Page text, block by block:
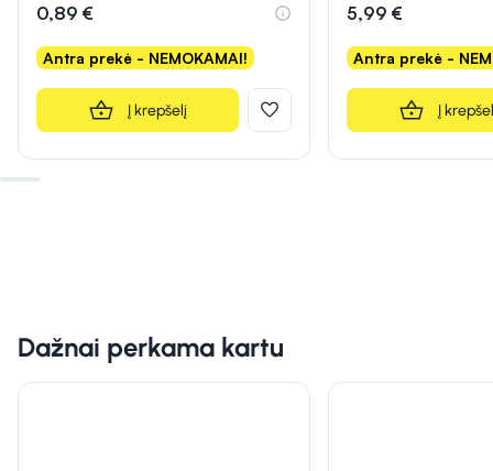
0,89 €
Antra prekė - NEMOKAMAI!
Į krepšelį
5,99 €
Antra prekė -
Į
Dažnai perkama kartu